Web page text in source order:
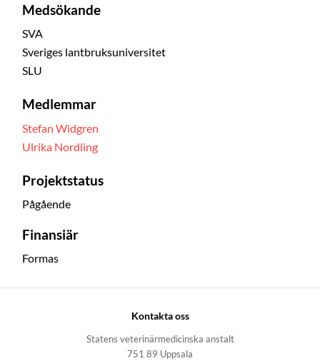
Medsökande
SVA
Sveriges lantbruksuniversitet
SLU
Medlemmar
Stefan Widgren
Ulrika Nordling
Projektstatus
Pågående
Finansiär
Formas
Kontakta oss
Statens veterinärmedicinska anstalt
751 89 Uppsala